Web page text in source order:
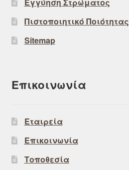
Εγγύηση Στρώματος
Πιστοποιητικό Ποιότητας
Sitemap
Επικοινωνία
Εταιρεία
Επικοινωνία
Τοποθεσία